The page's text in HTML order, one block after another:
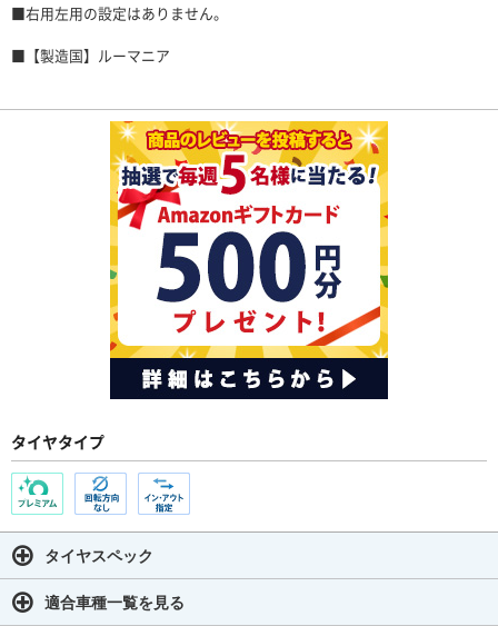
■右用左用の設定はありません。
■【製造国】ルーマニア
タイヤタイプ
タイヤスペック
適合車種一覧を見る